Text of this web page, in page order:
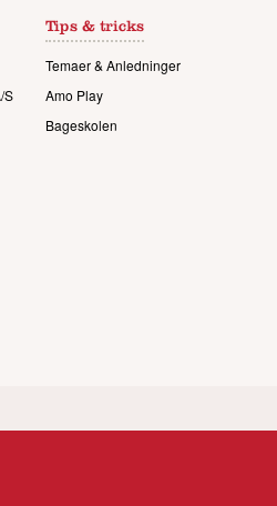
S
Tips & tricks
Temaer & Anledninger
Amo Play
Bageskolen